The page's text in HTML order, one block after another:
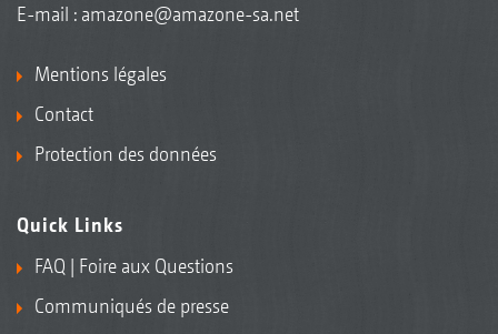
E-mail : amazone@amazone-sa.net
Mentions légales
Contact
Protection des données
Quick Links
FAQ | Foire aux Questions
Communiqués de presse